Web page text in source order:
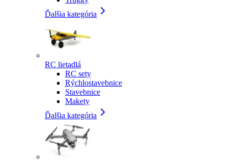
Ďalšia kategória
RC lietadlá
RC sety
Rýchlostavebnice
Stavebnice
Makety
Ďalšia kategória